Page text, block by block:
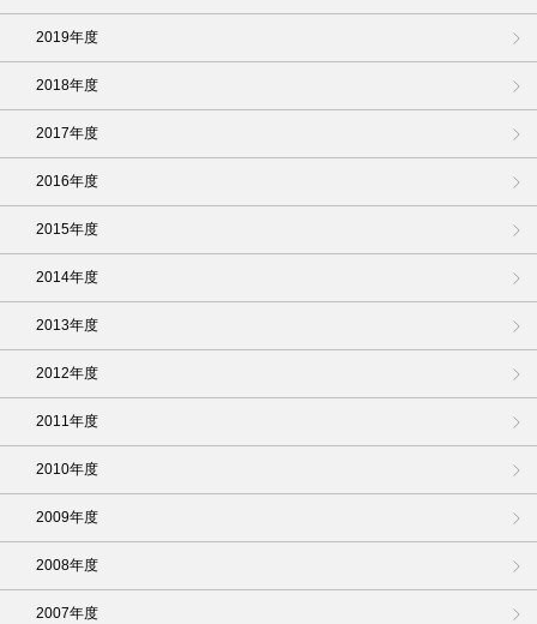
2019年度
2018年度
2017年度
2016年度
2015年度
2014年度
2013年度
2012年度
2011年度
2010年度
2009年度
2008年度
2007年度